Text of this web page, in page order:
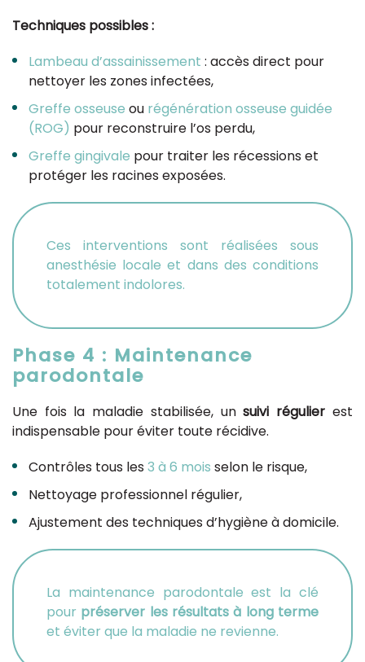
Techniques possibles :
Lambeau d’assainissement : accès direct pour
nettoyer les zones infectées,
Greffe osseuse ou régénération osseuse guidée
(ROG) pour reconstruire l’os perdu,
Greffe gingivale pour traiter les récessions et
protéger les racines exposées.
Ces interventions sont réalisées sous
anesthésie locale et dans des conditions
totalement indolores.
Phase 4 : Maintenance
parodontale
Une fois la maladie stabilisée, unsuivi régulier est
indispensable pour éviter toute récidive.
Contrôles tous les 3 à 6 mois selon le risque,
Nettoyage professionnel régulier,
Ajustement des techniques d’hygiène à domicile.
La maintenance parodontale est la clé
pour préserver les résultats à long terme
et éviter que la maladie ne revienne.